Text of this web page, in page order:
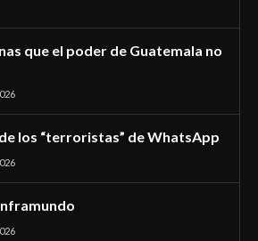
que el poder de Guatemala no
los “terroristas” de WhatsApp